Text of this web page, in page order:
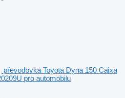
převodovka Toyota Dyna 150 Caixa
pro automobilu